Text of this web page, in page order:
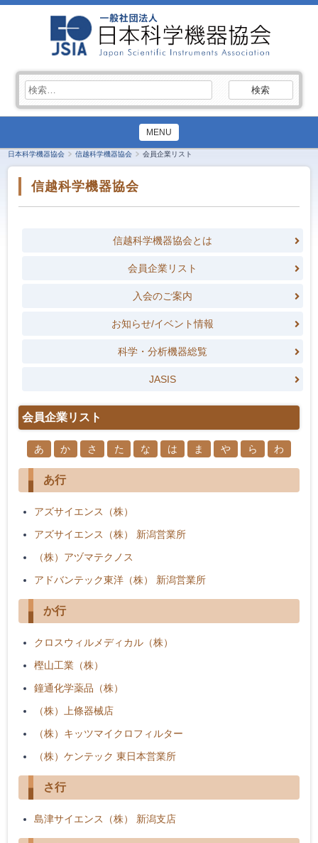
索:
MENU
日本科学機器協会 信越科学機器協会 会員企業リスト
信越科学機器協会
信越科学機器協会とは
会員企業リスト
入会のご案内
お知らせ/イベント情報
科学・分析機器総覧
JASIS
会員企業リスト
あ か さ た な は ま や ら わ
あ行
アズサイエンス（株）
アズサイエンス（株） 新潟営業所
（株）アヅマテクノス
アドバンテック東洋（株） 新潟営業所
か行
クロスウィルメディカル（株）
樫山工業（株）
鐘通化学薬品（株）
（株）上條器械店
（株）キッツマイクロフィルター
（株）ケンテック 東日本営業所
さ行
島津サイエンス（株） 新潟支店